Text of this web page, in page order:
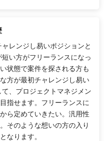
レンジし易いポジションと
い方がフリーランスになっ
状態で案件を探される方も
方が最初チャレンジし易い
、プロジェクトマネジメン
指せます。フリーランスに
ら定めていきたい。汎用性
そのような想いの方の入り
なります。